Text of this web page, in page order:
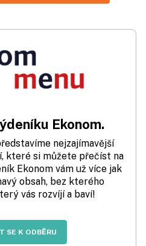
Ekonom.
nejzajímavější
které si můžete přečíst na
Ekonom vám už více jak
obsah, bez kterého
vás rozvíjí a baví!
SE K ODBĚRU